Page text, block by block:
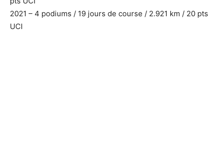
2021 – 4 podiums / 19 jours de course / 2.921 km / 20 pts
UCI